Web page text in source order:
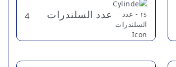
عدد السلندرات 4